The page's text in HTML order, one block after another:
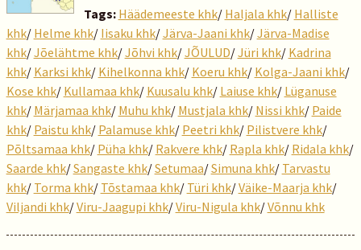
Tags: Häädemeeste khk/ Haljala khk/ Halliste
khk/ Helme khk/ Iisaku khk/Järva-Jaani khk/Järva-Madise
khk/Jõelähtme khk/Jõhvi khk/JÕULUD/Jüri khk/ Kadrina
khk/ Karksi khk/ Kihelkonna khk/ Koeru khk/ Kolga-Jaani khk/
Kose khk/ Kullamaa khk/ Kuusalu khk/ Laiuse khk/ Lüganuse
khk/ Märjamaa khk/ Muhu khk/ Mustjala khk/ Nissi khk/ Paide
khk/ Paistu khk/ Palamuse khk/ Peetri khk/ Pilistvere khk/
Põltsamaa khk/ Püha khk/ Rakvere khk/ Rapla khk/ Ridala khk/
Saarde khk/Sangaste khk/Setumaa/Simuna khk/ Tarvastu
khk/ Torma khk/ Tõstamaa khk/ Türi khk/Väike-Maarja khk/
Viljandi khk/Viru-Jaagupi khk/Viru-Nigula khk/Võnnu khk